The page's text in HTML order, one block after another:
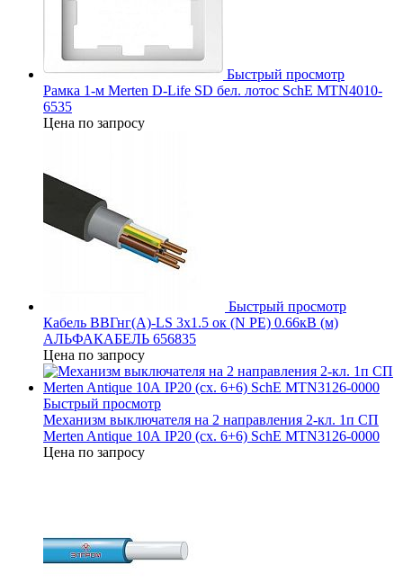
Быстрый просмотр
Рамка 1-м Merten D-Life SD бел. лотос SchE MTN4010-
6535
Цена по запросу
Быстрый просмотр
Кабель ВВГнг(А)-LS 3х1.5 ок (N PE) 0.66кВ (м)
АЛЬФАКАБЕЛЬ 656835
Цена по запросу
Быстрый просмотр
Механизм выключателя на 2 направления 2-кл. 1п СП
Merten Antique 10А IP20 (сх. 6+6) SchE MTN3126-0000
Цена по запросу